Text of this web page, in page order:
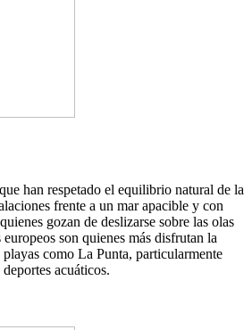
han respetado el equilibrio natural de la
frente a un mar apacible y con
gozan de deslizarse sobre las olas
son quienes más disfrutan la
como La Punta, particularmente
acuáticos.